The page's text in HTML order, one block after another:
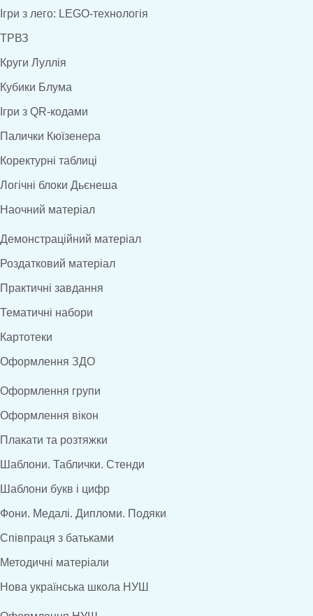
Ігри з лего: LEGO-технологія
ТРВЗ
Круги Луллія
Кубики Блума
Ігри з QR-кодами
Палички Кюїзенера
Коректурні таблиці
Логічні блоки Дьєнеша
Наочний матеріал
Демонстраційний матеріал
Роздатковий матеріал
Практичні завдання
Тематичні набори
Картотеки
Оформлення ЗДО
Оформлення групи
Оформлення вікон
Плакати та розтяжки
Шаблони. Таблички. Стенди
Шаблони букв і цифр
Фони. Медалі. Дипломи. Подяки
Співпраця з батьками
Методичні матеріали
Нова українська школа НУШ